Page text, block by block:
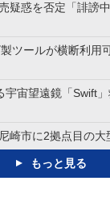
疑惑を否定「誹
ツールが横断利
宇宙望遠鏡「Swift
崎市に2拠点目の
もっと見る